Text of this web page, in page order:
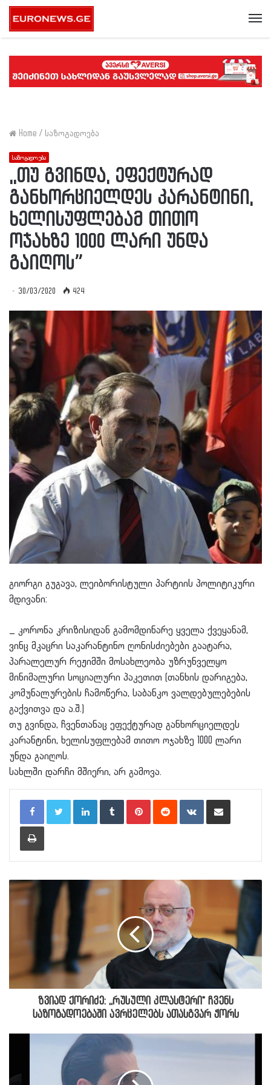
Home / საზოგადოება
საზოგადოება
,,თუ გვინდა, ეფექტურად
განხორციელდეს კარანტინი,
ხელისუფლებამ თითო
ოჯახზე 1000 ლარი უნდა
გაიღოს”
30/03/2020 424
გიორგი გუგავა, ლეიბორისტული პარტიის პოლიტიკური
მდივანი:
_ კორონა კრიზისიდან გამომდინარე ყველა ქვეყანამ,
ვინც მკაცრი საკარანტინო ღონისძიებები გაატარა,
პარალელურ რეჟიმში მოსახლეობა უზრუნველყო
მინიმალური სოციალური პაკეთით (თანხის დარიგება,
კომუნალურების ჩამოწერა, საბანკო ვალდებულებების
გაქვითვა და ა.შ.)
თუ გვინდა, ჩვენთანაც ეფექტურად განხორციელდეს
კარანტინი, ხელისუფლებამ თითო ოჯახზე 1000 ლარი
უნდა გაიღოს.
სახლში დარჩი მშიერი, არ გამოვა.
LinkedInTumblr PinterestReddit VKontakteShare via Email
Print
ზვიად ქორიძე: ,,რუსული კლასტერი" ჩვენს
საზოგადოებაში ავრცელებს ათასგვარ ჭორს